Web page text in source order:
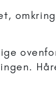
omkring